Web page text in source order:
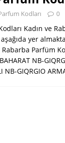
Kodları 2025 DP
Kodları 0
Kadın ve
yer
Parfüm
NB-
NB-GIQRGIO